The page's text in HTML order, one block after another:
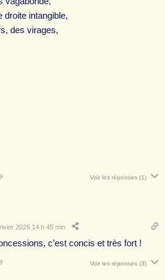
droite intangible,
des virages,
Voir les réponses (1)
2026 14 h 45 min
c’est concis et très fort !
Voir les réponses (3)